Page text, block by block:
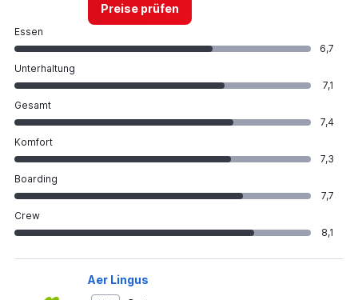
Preise prüfen
Essen
6,7
Unterhaltung
7,1
Gesamt
7,4
Komfort
7,3
Boarding
7,7
Crew
8,1
Aer Lingus